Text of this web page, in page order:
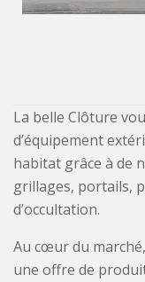
La belle Clôture
d’équipement
habitat grâce à de
grillages, portails,
d’occultation.
Au cœur du
une offre de